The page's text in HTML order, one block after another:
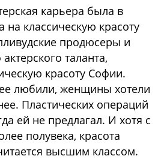
карьера была в
на классическую красоту
продюсеры и
таланта,
красоту Софии.
любили, женщины хотели
Пластических операций
ей не предлагал. И хотя с
полувека, красота
высшим классом.